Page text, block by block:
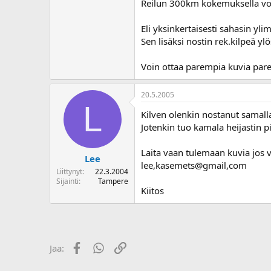
Reilun 300km kokemuksella
Eli yksinkertaisesti sahasin
Sen lisäksi nostin rek.kilpeä
Voin ottaa parempia kuvia
L
Lee
Liittynyt
22.3.2004
Sijainti
Tampere
20.5.2005
Kilven olenkin nostanut
Jotenkin tuo kamala heijastin
Laita vaan tulemaan kuvia jos
lee,kasemets@gmail,com
Kiitos
Jaa: FacebookWhatsApp
Linkki